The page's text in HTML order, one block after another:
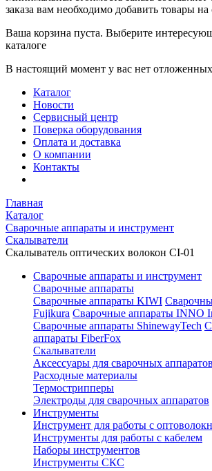
заказа вам необходимо добавить товары
Ваша корзина пуста. Выберите
каталоге
В настоящий момент у вас нет
Каталог
Новости
Сервисный центр
Поверка оборудования
Оплата и доставка
О компании
Контакты
Главная
Каталог
Сварочные аппараты и инструмент
Скалыватели
Скалыватель оптических волокон CI-01
Сварочные аппараты и инструмент
Сварочные аппараты
Сварочные аппараты KIWI
Fujikura Сварочные аппараты INNO
Сварочные аппараты ShinewayTech
аппараты FiberFox
Скалыватели
Аксессуары для сварочных аппаратов
Расходные материалы
Термострипперы
Электроды для сварочных аппаратов
Инструменты
Инструмент для работы с
Инструменты для работы с кабелем
Наборы инструментов
Инструменты СКС